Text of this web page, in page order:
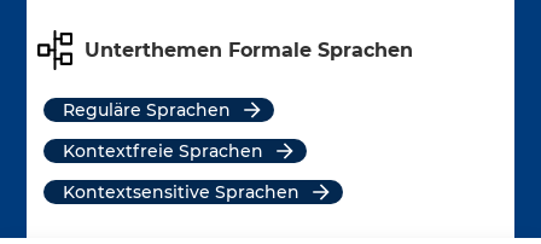
Unterthemen Formale Sprachen
reguläre Sprachen
kontextfreie Sprachen
kontextsensitive Sprachen